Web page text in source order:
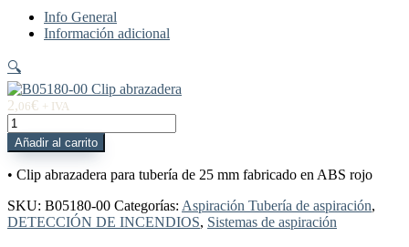
Info General
Información adicional
🔍
2,06€ + IVA
B05180-
00
Clip
abrazadera
cantidad
Añadir al carrito
• Clip abrazadera para tubería de 25 mm fabricado en ABS rojo
SKU: B05180-00 Categorías: Aspiración Tubería de aspiración,
DETECCIÓN DE INCENDIOS, Sistemas de aspiración